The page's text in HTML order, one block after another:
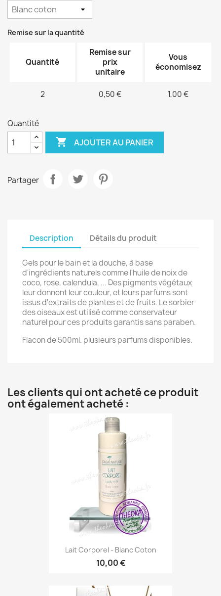
Remise sur la quantité
Quantité
Remise sur
prix
unitaire
Vous
économisez
2 0,50 € 1,00 €
Quantité
 AJOUTER AU PANIER
Partager
Description Détails du produit
Gels pour le bain et la douche, à base
d'ingrédients naturels comme l'huile de noix de
coco, rose, calendula, ... Des pigments végétaux
leur donnent leur couleur, et leurs parfums sont
issus d'extraits de plantes et de fruits. Le sorbier
des oiseaux est utilisé comme conservateur
naturel pour ces produits garantis sans paraben.
Flacon de 500ml. plusieurs parfums disponibles.
Les clients qui ont acheté ce produit
ont également acheté :
Lait Corporel - Blanc Coton
10,00 €